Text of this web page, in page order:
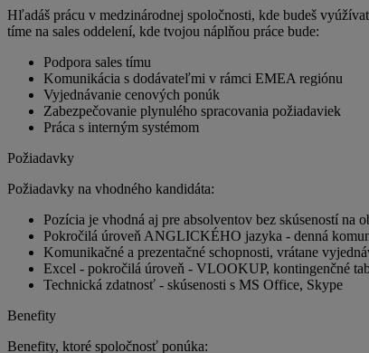
Hľadáš prácu v medzinárodnej spoločnosti, kde budeš
tíme na sales oddelení, kde tvojou náplňou práce bude:
Podpora sales tímu
Komunikácia s dodávateľmi v rámci EMEA regiónu
Vyjednávanie cenových ponúk
Zabezpečovanie plynulého spracovania požiadaviek
Práca s interným systémom
Požiadavky
Požiadavky na vhodného kandidáta:
Pozícia je vhodná aj pre absolventov bez skúseností na
Pokročilá úroveň ANGLICKÉHO jazyka - denná
Komunikačné a prezentačné schopnosti, vrátane
Excel - pokročilá úroveň - VLOOKUP, kontingenčné
Technická zdatnosť - skúsenosti s MS Office, Skype
Benefity
Benefity, ktoré spoločnosť ponúka: